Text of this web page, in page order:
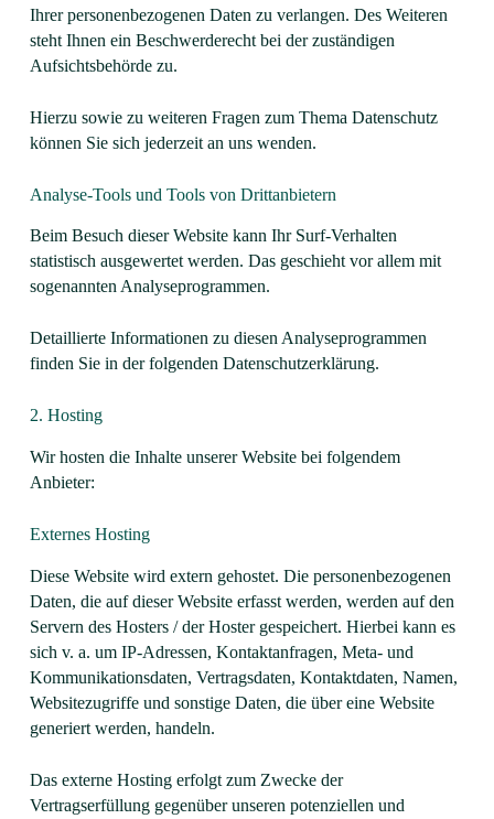
Ihrer personenbezogenen Daten zu verlangen. Des Weiteren
steht Ihnen ein Beschwerderecht bei der zuständigen
Aufsichtsbehörde zu.
Hierzu sowie zu weiteren Fragen zum Thema Datenschutz
können Sie sich jederzeit an uns wenden.
Analyse-Tools und Tools von Dritt­anbietern
Beim Besuch dieser Website kann Ihr Surf-Verhalten
statistisch ausgewertet werden. Das geschieht vor allem mit
sogenannten Analyseprogrammen.
Detaillierte Informationen zu diesen Analyseprogrammen
finden Sie in der folgenden Datenschutzerklärung.
2. Hosting
Wir hosten die Inhalte unserer Website bei folgendem
Anbieter:
Externes Hosting
Diese Website wird extern gehostet. Die personenbezogenen
Daten, die auf dieser Website erfasst werden, werden auf den
Servern des Hosters / der Hoster gespeichert. Hierbei kann es
sich v. a. um IP-Adressen, Kontaktanfragen, Meta- und
Kommunikationsdaten, Vertragsdaten, Kontaktdaten, Namen,
Websitezugriffe und sonstige Daten, die über eine Website
generiert werden, handeln.
Das externe Hosting erfolgt zum Zwecke der
Vertragserfüllung gegenüber unseren potenziellen und